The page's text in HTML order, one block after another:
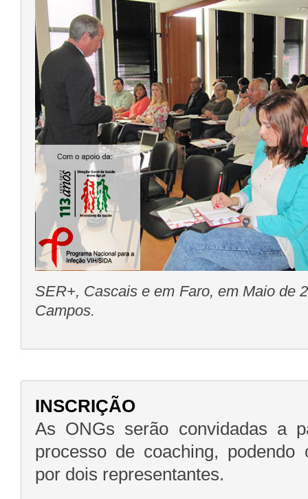
SER+, Cascais e em Faro, em Maio de
Campos.
INSCRIÇÃO
As ONGs serão convidadas a
processo de coaching,
por dois representantes.